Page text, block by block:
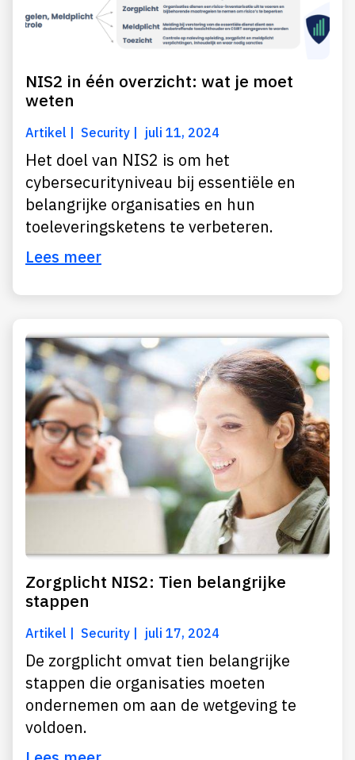
NIS2 in één overzicht: wat je moet
weten
Artikel Security juli 11, 2024
Het doel van NIS2 is om het
cybersecurityniveau bij essentiële en
belangrijke organisaties en hun
toeleveringsketens te verbeteren.
Lees meer
Zorgplicht NIS2: Tien belangrijke
stappen
Artikel Security juli 17, 2024
De zorgplicht omvat tien belangrijke
stappen die organisaties moeten
ondernemen om aan de wetgeving te
voldoen.